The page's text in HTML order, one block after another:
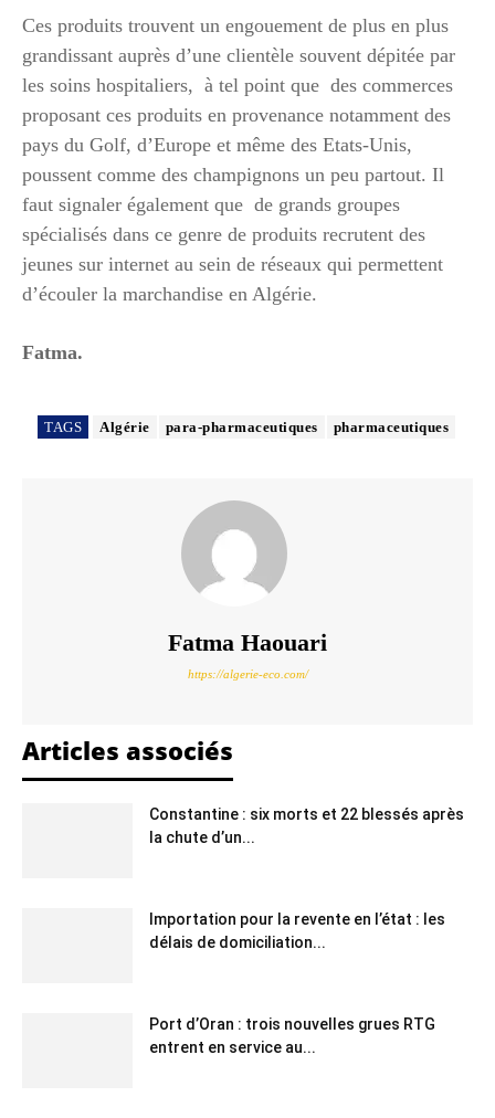
Ces produits trouvent un engouement de plus en plus
grandissant auprès d’une clientèle souvent dépitée par
les soins hospitaliers, à tel point que des commerces
proposant ces produits en provenance notamment des
pays du Golf, d’Europe et même des Etats-Unis,
poussent comme des champignons un peu partout. Il
faut signaler également que de grands groupes
spécialisés dans ce genre de produits recrutent des
jeunes sur internet au sein de réseaux qui permettent
d’écouler la marchandise en Algérie.
Fatma.
TAGS Algérie para-pharmaceutiques pharmaceutiques
Fatma Haouari
https://algerie-eco.com/
Articles associés
Constantine : six morts et 22 blessés après
la chute d’un...
Importation pour la revente en l’état : les
délais de domiciliation...
Port d’Oran : trois nouvelles grues RTG
entrent en service au...